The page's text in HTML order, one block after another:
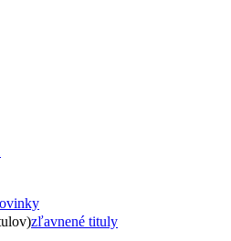
zľavnené tituly